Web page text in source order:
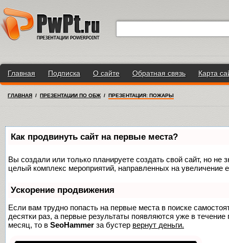
Главная Подписка О сайте Обратная связь Карта
ГЛАВНАЯ / ПРЕЗЕНТАЦИИ ПО ОБЖ / ПРЕЗЕНТАЦИЯ: ПОЖАРЫ
Как продвинуть сайт на первые места?
Вы создали или только планируете создать свой сайт, но не
целый комплекс мероприятий, направленных на увеличение
Ускорение продвижения
Если вам трудно попасть на первые места в поиске
десятки раз, а первые результаты появляются уже в
месяц, то в SeoHammer за бустер вернут деньги.